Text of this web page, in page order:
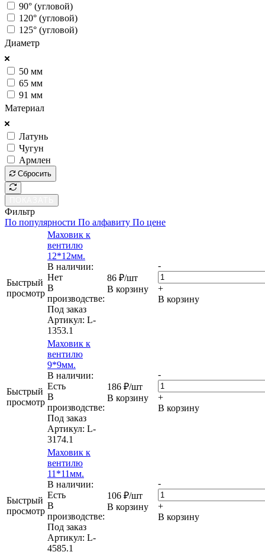
90° (угловой)
120° (угловой)
125° (угловой)
Диаметр
50 мм
65 мм
91 мм
Материал
Латунь
Чугун
Армлен
Сбросить
Фильтр
По популярности По алфавиту По цене
Быстрый
просмотр
Маховик к
вентилю
12*12мм.
В наличии:
Нет
В
производстве:
Под заказ
Артикул: L-
1353.1
86 ₽/шт
В корзину
-
+
В корзину
Быстрый
просмотр
Маховик к
вентилю
9*9мм.
В наличии:
Eсть
В
производстве:
Под заказ
Артикул: L-
3174.1
186 ₽/шт
В корзину
-
+
В корзину
Быстрый
просмотр
Маховик к
вентилю
11*11мм.
В наличии:
Eсть
В
производстве:
Под заказ
Артикул: L-
4585.1
106 ₽/шт
В корзину
-
+
В корзину